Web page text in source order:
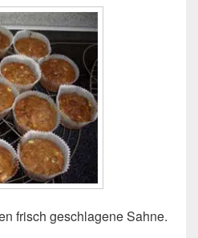
frisch geschlagene Sahne.